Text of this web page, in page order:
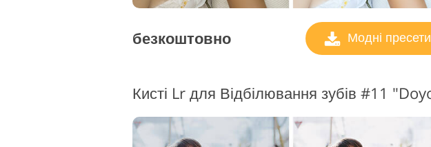
безкоштовно Модні пресети